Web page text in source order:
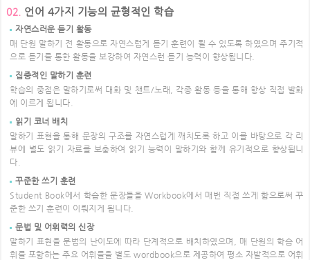
02. 언어 4가지 기능의 균형적인 학습
자연스러운 듣기 활동
매 단원 말하기 전 활동으로 자연스럽게 듣기 훈련이 될 수 있도록 하였으며 주기적
으로 듣기를 통한 활동을 보강하여 자연스런 듣기 능력이 향상됩니다.
집중적인 말하기 훈련
학습의 중점은 말하기로써 대화 및 챈트/노래, 각종 활동 등을 통해 항상 직접 발화
에 이르게 됩니다.
읽기 코너 배치
말하기 표현을 통해 문장의 구조를 자연스럽게 깨치도록 하고 이를 바탕으로 각 리
뷰에 별도 읽기 자료를 보충하여 읽기 능력이 말하기와 함께 유기적으로 향상됩니
다.
꾸준한 쓰기 훈련
Student Book에서 학습한 문장들을 Workbook에서 매번 직접 쓰게 함으로써 꾸
준한 쓰기 훈련이 이뤄지게 됩니다.
문법 및 어휘력의 신장
말하기 표현을 문법의 난이도에 따라 단계적으로 배치하였으며, 매 단원의 학습 어
휘를 포함하는 주요 어휘들을 별도 wordbook으로 제공하여 평소 자발적으로 어휘